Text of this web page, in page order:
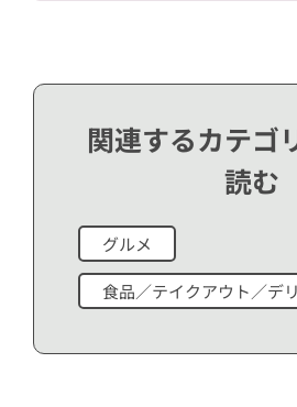
関連するカテゴ
読む
グルメ
食品／テイクアウト／デ